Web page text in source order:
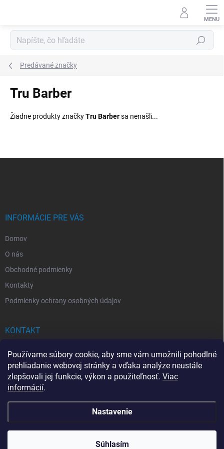
Používame súbory cookie, aby sme vám umožnili pohodlné
prehliadanie webovej stránky a vďaka analýze neustále
zlepšovali jej funkcie, výkon a použiteľnosť. Viac
informácií.
Nastavenie
Súhlasím
Hľadať
Predávané značky
Tru Barber
Žiadne produkty značkyTru Barbersa nenašli...
INFORMÁCIE PRE VÁS
Domov
O nás
Obchodné podmienky
Kontakty
Podmienky ochrany osobných údajov
KONTAKT
info@drogerkovo.sk
Copyright 2026Drogerkovo. Všetky práva vyhradené.Upraviť nastavenie
cookies